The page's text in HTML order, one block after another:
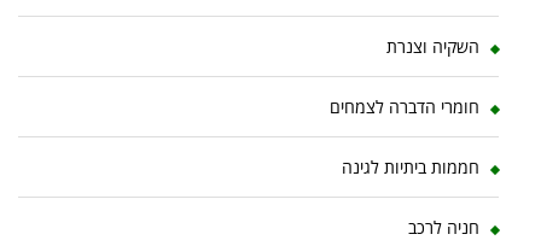
השקיה וצנרת
חומרי הדברה לצמחים
חממות ביתיות לגינה
חניה לרכב